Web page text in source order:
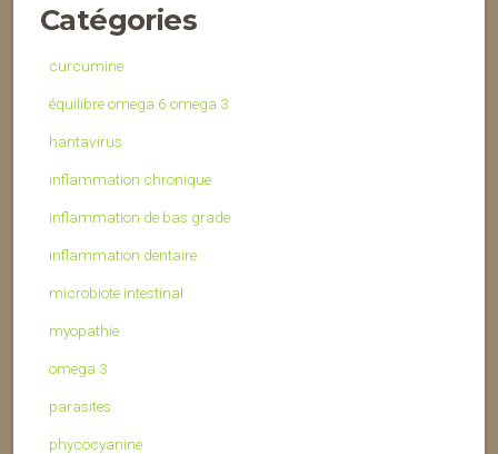
Catégories
curcumine
équilibre omega 6 omega 3
hantavirus
inflammation chronique
inflammation de bas grade
inflammation dentaire
microbiote intestinal
myopathie
omega 3
parasites
phycocyanine